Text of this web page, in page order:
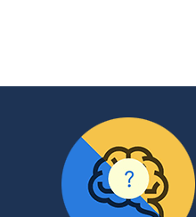
開箱入門商業大小事
了解更多 >